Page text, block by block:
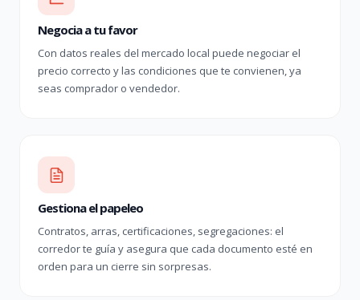
Negocia a tu favor
Con datos reales del mercado local puede negociar el
precio correcto y las condiciones que te convienen, ya
seas comprador o vendedor.
Gestiona el papeleo
Contratos, arras, certificaciones, segregaciones: el
corredor te guía y asegura que cada documento esté en
orden para un cierre sin sorpresas.